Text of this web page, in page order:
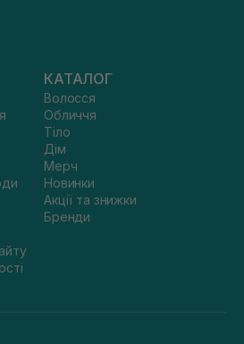
КАТАЛОГ
Волосся
Обличчя
Тіло
Дім
Мерч
Новинки
Акції та знижки
Бренди